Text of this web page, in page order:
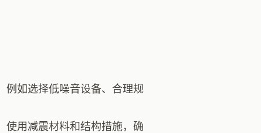
例如选择低噪音设备、合理规
使用减震材料和结构措施，确